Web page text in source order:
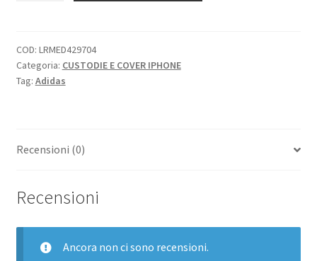
MINI
CUSTODIA
IN
LOGO
quantità
COD: LRMED429704
Categoria: CUSTODIE E COVER IPHONE
Tag: Adidas
Recensioni (0)
Recensioni
Ancora non ci sono recensioni.